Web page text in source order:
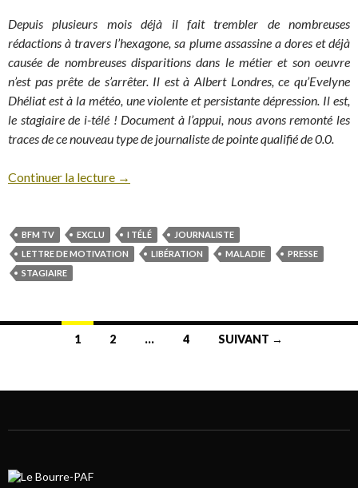
Depuis plusieurs mois déjà il fait trembler de nombreuses
rédactions à travers l’hexagone, sa plume assassine a dores et déjà
causée de nombreuses disparitions dans le métier et son oeuvre
n’est pas prête de s’arrêter. Il est à Albert Londres, ce qu’Evelyne
Dhéliat est à la météo, une violente et persistante dépression. Il est,
le stagiaire de i-télé ! Document à l’appui, nous avons remonté les
traces de ce nouveau type de journaliste de pointe qualifié de 0.0.
Continuer la lecture →
BFM TV EXCLU I TÉLÉ
JOURNALISTE
LETTRE DE MOTIVATION
LIBÉRATION MALADIE
PRESSE
STAGIAIRE
1 2 … 4 SUIVANT →